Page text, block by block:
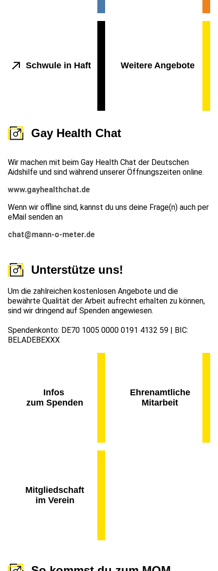
Schwule in Haft Weitere Angebote
Gay Health Chat
Wir machen mit beim Gay Health Chat der Deutschen
Aidshilfe und sind während unserer Öffnungszeiten online.
www.gayhealthchat.de
Wenn wir offline sind, kannst du uns deine Frage(n) auch per
eMail senden an
chat@mann-o-meter.de
Unterstütze uns!
Um die zahlreichen kostenlosen Angebote und die
bewährte Qualität der Arbeit aufrecht erhalten zu können,
sind wir dringend auf Spenden angewiesen.
Spendenkonto: DE70 1005 0000 0191 4132 59 | BIC:
BELADEBEXXX
Infos
zum Spenden
Ehrenamtliche
Mitarbeit
Mitgliedschaft
im Verein